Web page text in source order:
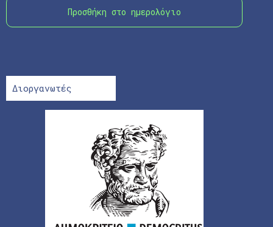
Προσθήκη στο ημερολόγιο
Διοργανωτές